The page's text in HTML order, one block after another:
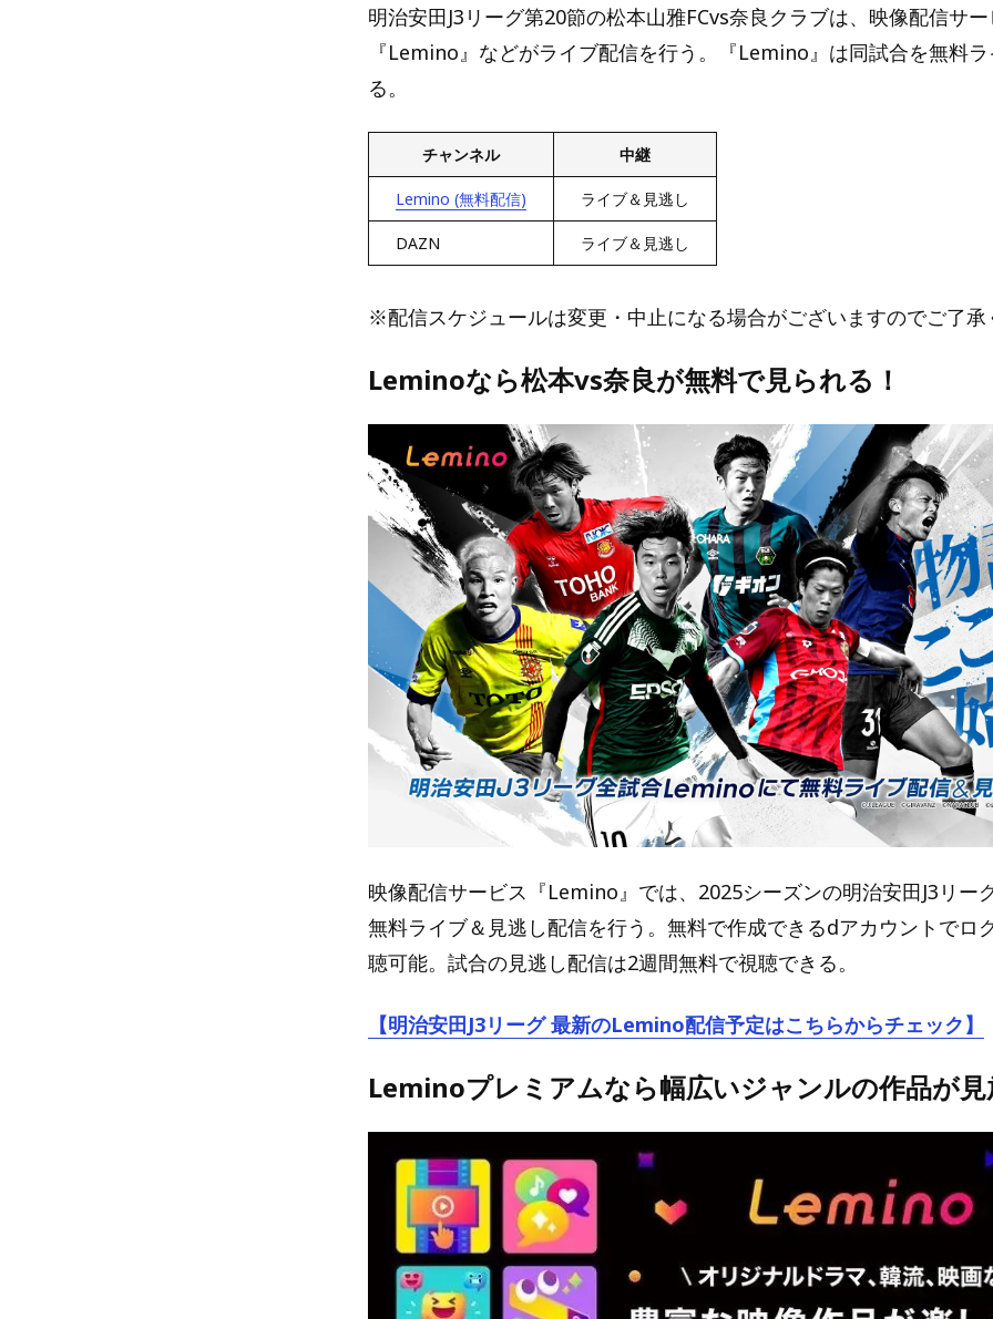
明治安田J3リーグ第20節の松本山雅FCvs奈良クラブは、映像配信サ
『Lemino』などがライブ配信を行う。『Lemino』は同試合を無料
る。
チャンネル 中継
Lemino (無料配信) ライブ＆見逃し
DAZN ライブ＆見逃し
※配信スケジュールは変更・中止になる場合がございますのでご了承
Leminoなら松本vs奈良が無料で見られる！
映像配信サービス『Lemino』では、2025シーズンの明治安田J3リー
無料ライブ＆見逃し配信を行う。無料で作成できるdアカウントでロ
聴可能。試合の見逃し配信は2週間無料で視聴できる。
【明治安田J3リーグ 最新のLemino配信予定はこちらからチェック】
Leminoプレミアムなら幅広いジャンルの作品が見